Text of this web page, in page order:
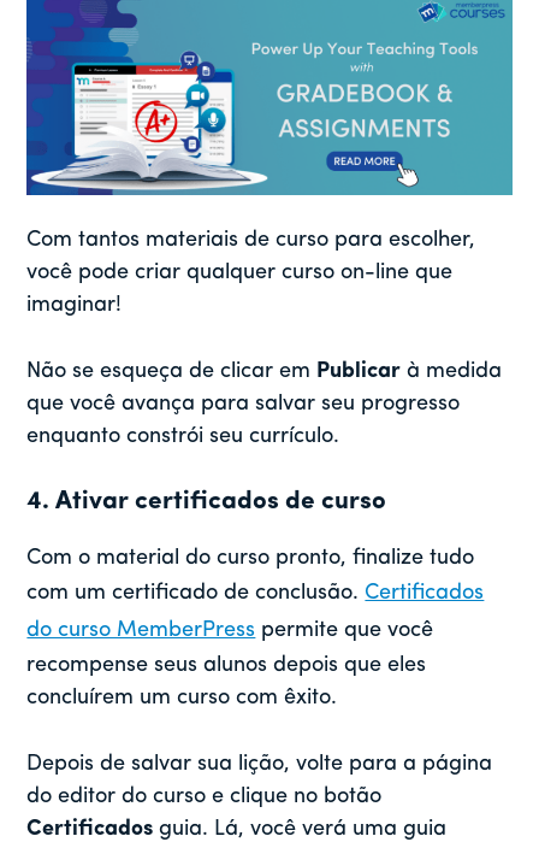
Com tantos materiais de curso para escolher,
você pode criar qualquer curso on-line que
imaginar!
Não se esqueça de clicar em Publicar à medida
que você avança para salvar seu progresso
enquanto constrói seu currículo.
4. Ativar certificados de curso
Com o material do curso pronto, finalize tudo
com um certificado de conclusão. Certificados
do curso MemberPress permite que você
recompense seus alunos depois que eles
concluírem um curso com êxito.
Depois de salvar sua lição, volte para a página
do editor do curso e clique no botão
Certificados guia. Lá, você verá uma guia